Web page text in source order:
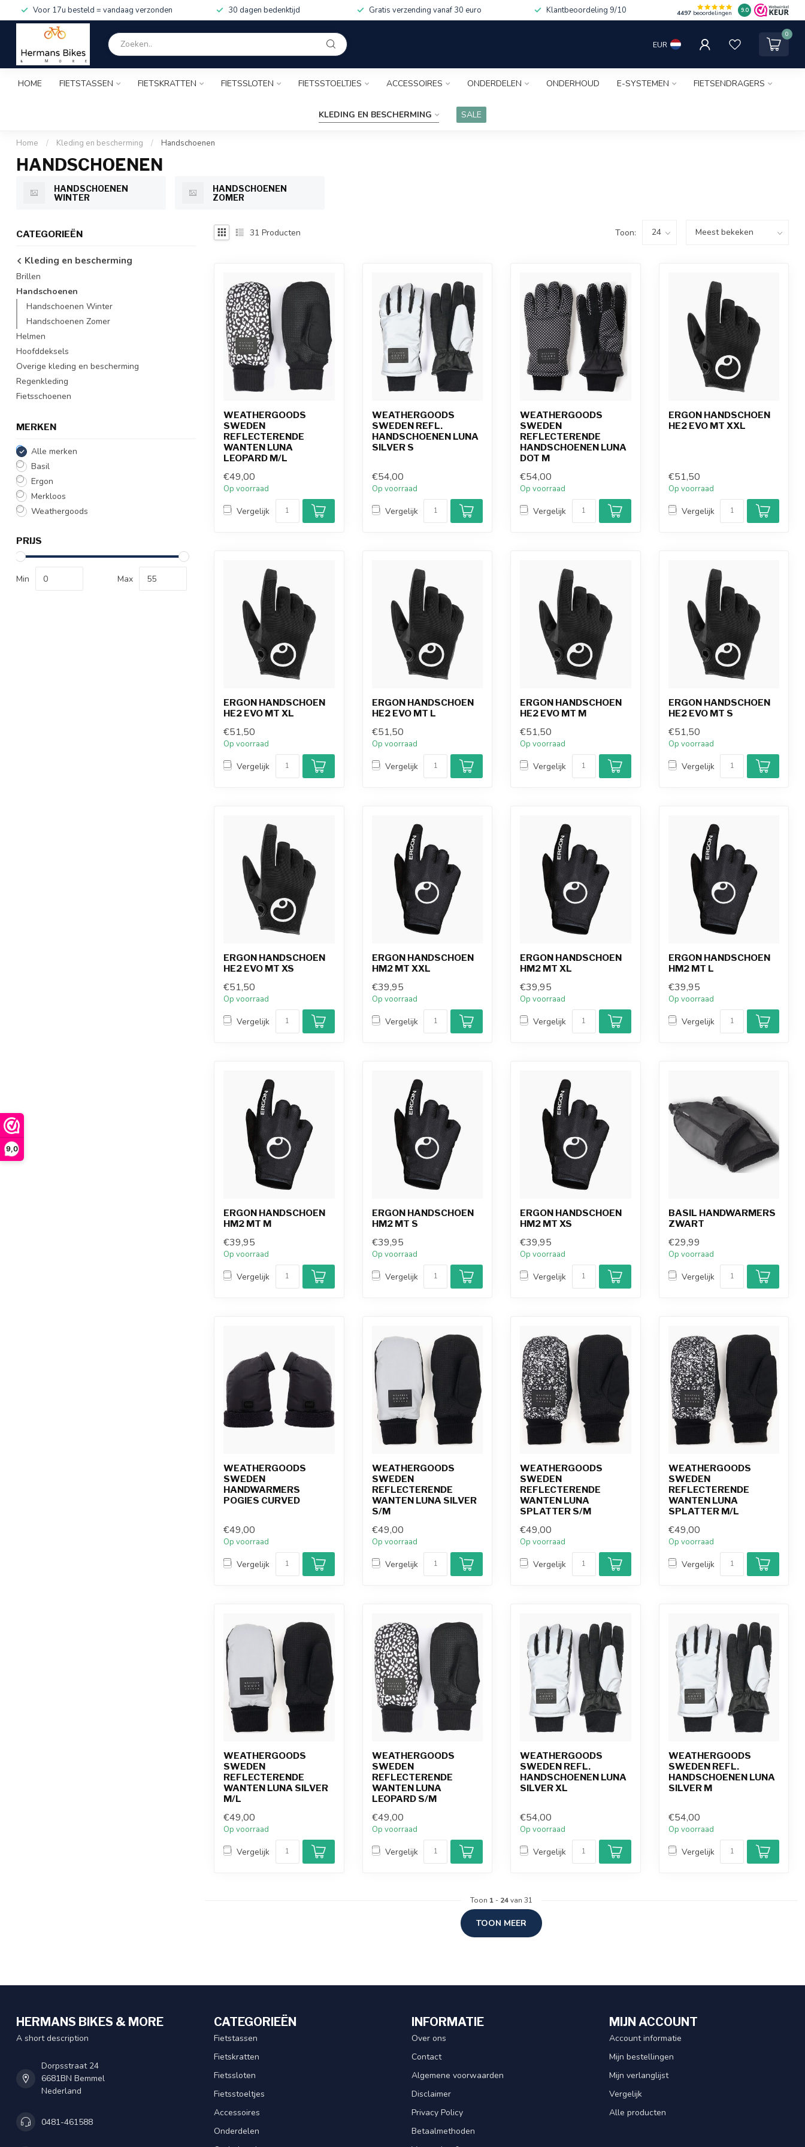
9,0
Voor 17u besteld = vandaag verzonden 30 dagen bedenktijd Gratis verzending vanaf 30 euro Klantbeoordeling 9/10 4497beoordelingen 9.0
EUR
0
HOME FIETSTASSEN FIETSKRATTEN FIETSSLOTEN FIETSSTOELTJES ACCESSOIRES ONDERDELEN ONDERHOUD E-SYSTEMEN FIETSENDRAGERS
KLEDING EN BESCHERMING SALE
Home / Kleding en bescherming / Handschoenen
HANDSCHOENEN
HANDSCHOENEN
WINTER
HANDSCHOENEN
ZOMER
CATEGORIEËN
Kleding en bescherming
Brillen
Handschoenen
Handschoenen Winter
Handschoenen Zomer
Helmen
Hoofddeksels
Overige kleding en bescherming
Regenkleding
Fietsschoenen
MERKEN
Alle merken
Basil
Ergon
Merkloos
Weathergoods
PRIJS
Min Max
31 Producten Toon:
WEATHERGOODS
SWEDEN
REFLECTERENDE
WANTEN LUNA
LEOPARD M/L
€49,00
Op voorraad
Vergelijk
WEATHERGOODS
SWEDEN REFL.
HANDSCHOENEN LUNA
SILVER S
€54,00
Op voorraad
Vergelijk
WEATHERGOODS
SWEDEN
REFLECTERENDE
HANDSCHOENEN LUNA
DOT M
€54,00
Op voorraad
Vergelijk
ERGON HANDSCHOEN
HE2 EVO MT XXL
€51,50
Op voorraad
Vergelijk
ERGON HANDSCHOEN
HE2 EVO MT XL
€51,50
Op voorraad
Vergelijk
ERGON HANDSCHOEN
HE2 EVO MT L
€51,50
Op voorraad
Vergelijk
ERGON HANDSCHOEN
HE2 EVO MT M
€51,50
Op voorraad
Vergelijk
ERGON HANDSCHOEN
HE2 EVO MT S
€51,50
Op voorraad
Vergelijk
ERGON HANDSCHOEN
HE2 EVO MT XS
€51,50
Op voorraad
Vergelijk
ERGON HANDSCHOEN
HM2 MT XXL
€39,95
Op voorraad
Vergelijk
ERGON HANDSCHOEN
HM2 MT XL
€39,95
Op voorraad
Vergelijk
ERGON HANDSCHOEN
HM2 MT L
€39,95
Op voorraad
Vergelijk
ERGON HANDSCHOEN
HM2 MT M
€39,95
Op voorraad
Vergelijk
ERGON HANDSCHOEN
HM2 MT S
€39,95
Op voorraad
Vergelijk
ERGON HANDSCHOEN
HM2 MT XS
€39,95
Op voorraad
Vergelijk
BASIL HANDWARMERS
ZWART
€29,99
Op voorraad
Vergelijk
WEATHERGOODS
SWEDEN
HANDWARMERS
POGIES CURVED
€49,00
Op voorraad
Vergelijk
WEATHERGOODS
SWEDEN
REFLECTERENDE
WANTEN LUNA SILVER
S/M
€49,00
Op voorraad
Vergelijk
WEATHERGOODS
SWEDEN
REFLECTERENDE
WANTEN LUNA
SPLATTER S/M
€49,00
Op voorraad
Vergelijk
WEATHERGOODS
SWEDEN
REFLECTERENDE
WANTEN LUNA
SPLATTER M/L
€49,00
Op voorraad
Vergelijk
WEATHERGOODS
SWEDEN
REFLECTERENDE
WANTEN LUNA SILVER
M/L
€49,00
Op voorraad
Vergelijk
WEATHERGOODS
SWEDEN
REFLECTERENDE
WANTEN LUNA
LEOPARD S/M
€49,00
Op voorraad
Vergelijk
WEATHERGOODS
SWEDEN REFL.
HANDSCHOENEN LUNA
SILVER XL
€54,00
Op voorraad
Vergelijk
WEATHERGOODS
SWEDEN REFL.
HANDSCHOENEN LUNA
SILVER M
€54,00
Op voorraad
Vergelijk
Toon 1 - 24van 31
TOON MEER
HERMANS BIKES & MORE
A short description
Dorpsstraat 24
6681BN Bemmel
Nederland
0481-461588
CATEGORIEËN
Fietstassen
Fietskratten
Fietssloten
Fietsstoeltjes
Accessoires
Onderdelen
INFORMATIE
Over ons
Contact
Algemene voorwaarden
Disclaimer
Privacy Policy
Betaalmethoden
MIJN ACCOUNT
Account informatie
Mijn bestellingen
Mijn verlanglijst
Vergelijk
Alle producten